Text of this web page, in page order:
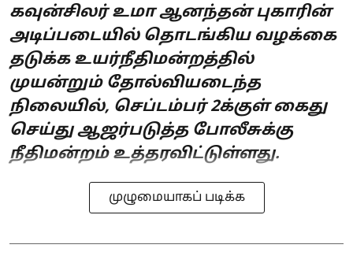
கவுன்சிலர் உமா ஆனந்தன் புகாரின்
அடிப்படையில் தொடங்கிய வழக்கை
தடுக்க உயர்நீதிமன்றத்தில்
முயன்றும் தோல்வியடைந்த
நிலையில், செப்டம்பர் 2க்குள் கைது
செய்து ஆஜர்படுத்த போலீசுக்கு
நீதிமன்றம் உத்தரவிட்டுள்ளது.
முழுமையாகப் படிக்க